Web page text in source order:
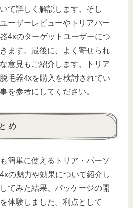
て詳しく解説します。そし
ーザーレビューやトリアパー
4xのターゲットユーザーにつ
ます。最後に、よく寄せられ
意見もご紹介します。トリア
毛器4xを購入を検討されてい
を参考にしてください。
め
簡単に使えるトリア・パーソ
の魅力や効果について紹介し
てみた結果、パッケージの開
体験しました。利点として